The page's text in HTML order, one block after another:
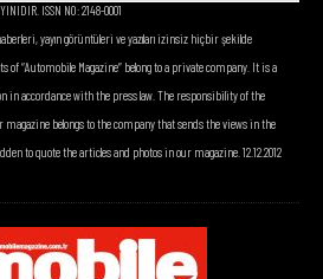
ISSN NO: 2148-0001
yayın görüntüleri ve yazıları izinsiz hiçbir şekilde
of “Automobile Magazine” belong to a private company. It is a
in accordance with the press law. The responsibility of the
belongs to the company that sends the views in the
to quote the articles and photos in our magazine. 12.12.2012